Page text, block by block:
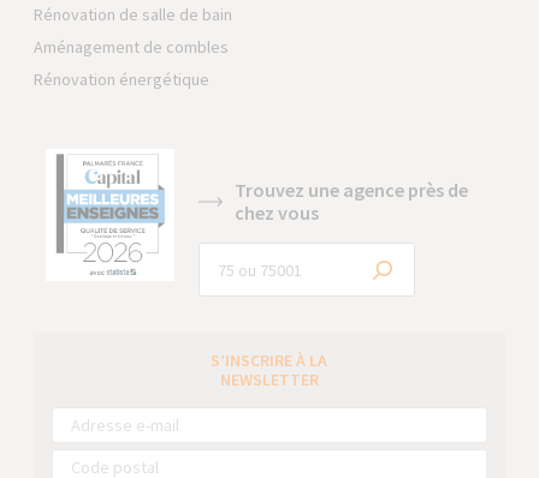
Rénovation de salle de bain
Aménagement de combles
Rénovation énergétique
Trouvez une agence près de
chez vous
S’INSCRIRE À LA
NEWSLETTER